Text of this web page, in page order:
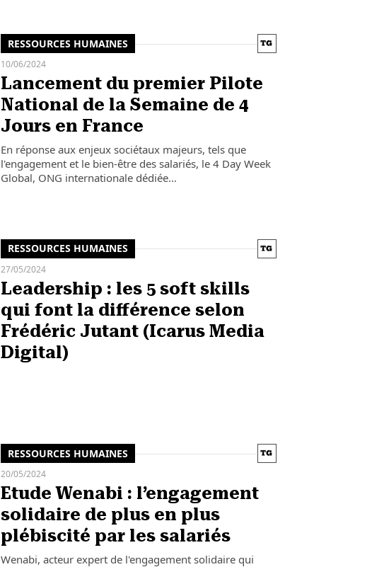
RESSOURCES HUMAINES
10/06/2024
Lancement du premier Pilote
National de la Semaine de 4
Jours en France
En réponse aux enjeux sociétaux majeurs, tels que
l'engagement et le bien-être des salariés, le 4 Day Week
Global, ONG internationale dédiée…
RESSOURCES HUMAINES
27/05/2024
Leadership : les 5 soft skills
qui font la différence selon
Frédéric Jutant (Icarus Media
Digital)
RESSOURCES HUMAINES
20/05/2024
Etude Wenabi : l’engagement
solidaire de plus en plus
plébiscité par les salariés
Wenabi, acteur expert de l'engagement solidaire qui